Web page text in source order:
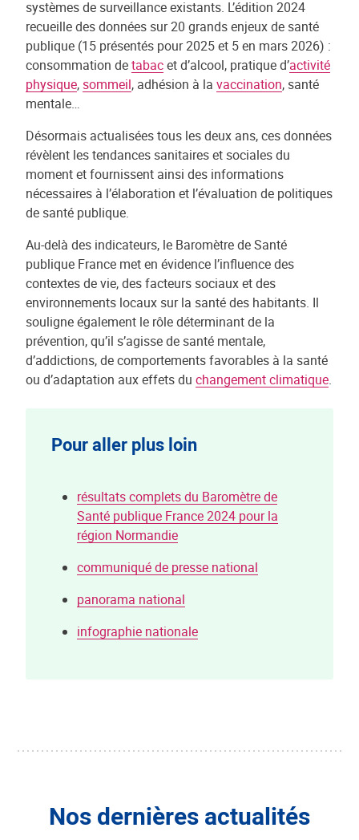
systèmes de surveillance existants. L’édition 2024
recueille des données sur 20 grands enjeux de santé
publique (15 présentés pour 2025 et 5 en mars 2026) :
consommation detabacet d’alcool, pratique d’activité
physique,sommeil, adhésion à la vaccination, santé
mentale…
Désormais actualisées tous les deux ans, ces données
révèlent les tendances sanitaires et sociales du
moment et fournissent ainsi des informations
nécessaires à l’élaboration et l’évaluation de politiques
de santé publique.
Au-delà des indicateurs, le Baromètre de Santé
publique France met en évidence l’influence des
contextes de vie, des facteurs sociaux et des
environnements locaux sur la santé des habitants. Il
souligne également le rôle déterminant de la
prévention, qu’il s’agisse de santé mentale,
d’addictions, de comportements favorables à la santé
ou d’adaptation aux effets du changement climatique.
Pour aller plus loin
résultats complets du Baromètre de
Santé publique France 2024 pour la
région Normandie
communiqué de presse national
panorama national
infographie nationale
Nos dernières actualités